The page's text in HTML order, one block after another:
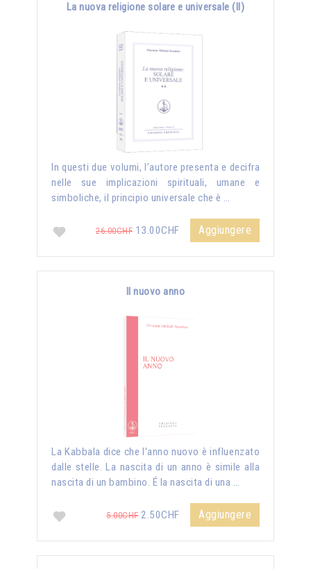
La nuova religione solare e universale (II)
In questi due volumi, l’autore presenta e decifra
nelle sue implicazioni spirituali, umane e
simboliche, il principio universale che è …
26.00CHF 13.00CHF Aggiungere
Il nuovo anno
La Kabbala dice che l'anno nuovo è influenzato
dalle stelle. La nascita di un anno è simile alla
nascita di un bambino. É la nascita di una …
5.00CHF2.50CHF Aggiungere